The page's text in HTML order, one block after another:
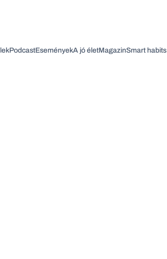
PodcastEseményekA jó életMagazinSmart habits